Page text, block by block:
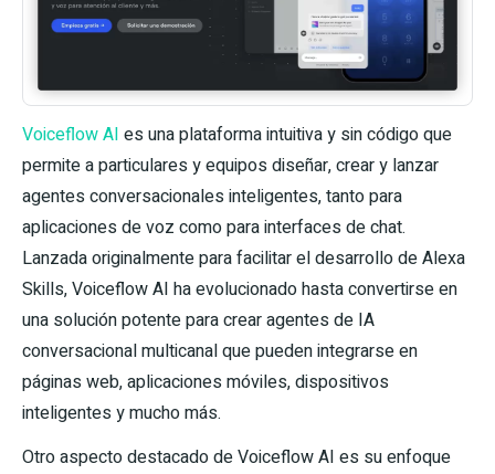
Voiceflow AI es una plataforma intuitiva y sin código que
permite a particulares y equipos diseñar, crear y lanzar
agentes conversacionales inteligentes, tanto para
aplicaciones de voz como para interfaces de chat.
Lanzada originalmente para facilitar el desarrollo de Alexa
Skills, Voiceflow AI ha evolucionado hasta convertirse en
una solución potente para crear agentes de IA
conversacional multicanal que pueden integrarse en
páginas web, aplicaciones móviles, dispositivos
inteligentes y mucho más.
Otro aspecto destacado de Voiceflow AI es su enfoque